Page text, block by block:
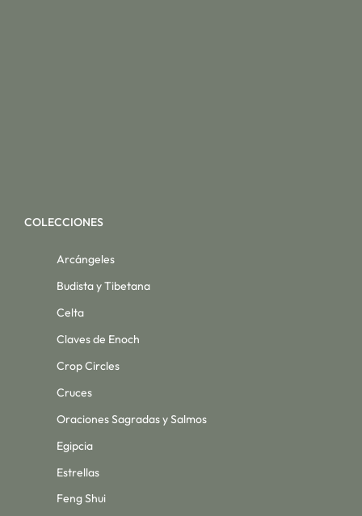
COLECCIONES
Arcángeles
Budista y Tibetana
Celta
Claves de Enoch
Crop Circles
Cruces
Oraciones Sagradas y Salmos
Egipcia
Estrellas
Feng Shui